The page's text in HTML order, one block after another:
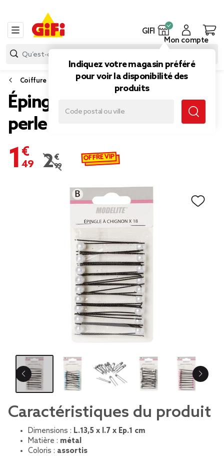
GIFI
Indiquez votre magasin préféré
pour voir la disponibilité des
produits
Mon compte
Coiffure
Épingle à chignon décor
perle x18
1,49 €
Prix remisé de 2,99 € à 1,49 €
2,99 € OFFRE VIP
Caractéristiques du produit
Dimensions : L.13,5 x l.7 x Ep.1 cm
Matière : métal
Coloris : assortis